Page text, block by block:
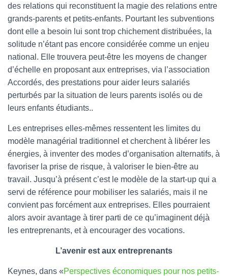
des relations qui reconstituent la magie des relations entre
grands-parents et petits-enfants. Pourtant les subventions
dont elle a besoin lui sont trop chichement distribuées, la
solitude n’étant pas encore considérée comme un enjeu
national. Elle trouvera peut-être les moyens de changer
d’échelle en proposant aux entreprises, via l’association
Accordés, des prestations pour aider leurs salariés
perturbés par la situation de leurs parents isolés ou de
leurs enfants étudiants..
Les entreprises elles-mêmes ressentent les limites du
modèle managérial traditionnel et cherchent à libérer les
énergies, à inventer des modes d’organisation alternatifs, à
favoriser la prise de risque, à valoriser le bien-être au
travail. Jusqu’à présent c’est le modèle de la start-up qui a
servi de référence pour mobiliser les salariés, mais il ne
convient pas forcément aux entreprises. Elles pourraient
alors avoir avantage à tirer parti de ce qu’imaginent déjà
les entreprenants, et à encourager des vocations.
L’avenir est aux entreprenants
Keynes, dans «Perspectives économiques pour nos petits-